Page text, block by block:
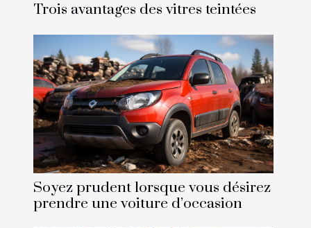
Trois avantages des vitres teintées
Soyez prudent lorsque vous désirez
prendre une voiture d’occasion